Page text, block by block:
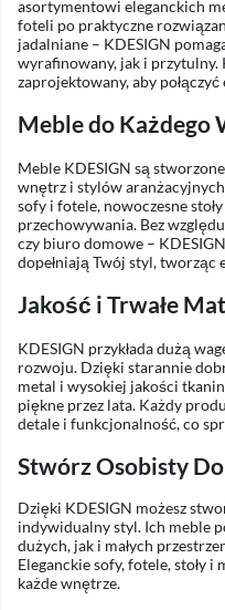
asortymentowi eleganckich
foteli po praktyczne
jadalniane – KDESIGN
wyrafinowany, jak i przytulny.
zaprojektowany, aby
Meble do Każdego
Meble KDESIGN są
wnętrz i stylów
sofy i fotele, nowoczesne
przechowywania. Bez
czy biuro domowe –
dopełniają Twój styl,
Jakość i Trwałe
KDESIGN przykłada dużą
rozwoju. Dzięki starannie
metal i wysokiej jakości
piękne przez lata. Każdy
detale i funkcjonalność, co
Stwórz Osobisty
Dzięki KDESIGN możesz
indywidualny styl. Ich meble
dużych, jak i małych
Eleganckie sofy, fotele, stoły
każde wnętrze.